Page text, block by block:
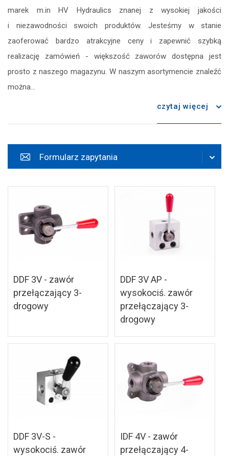
marek m.in HV Hydraulics znanej z wysokiej jakości
i niezawodności swoich produktów. Jesteśmy w stanie
zaoferować bardzo atrakcyjne ceny i zapewnić szybką
realizację zamówień - większość zaworów dostępna jest
prosto z naszego magazynu. W naszym asortymencie znaleźć
można...
czytaj więcej
Formularz zapytania
DDF 3V - zawór
przełączający 3-
drogowy
DDF 3V AP -
wysokociś. zawór
przełączający 3-
drogowy
DDF 3V-S -
wysokociś. zawór
IDF 4V - zawór
przełączający 4-
zapisz